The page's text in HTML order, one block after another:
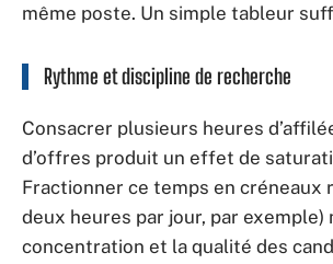
même poste. Un simple tableur
Rythme et discipline de recherche
Consacrer plusieurs heures
d’offres produit un effet de
Fractionner ce temps en créneaux
deux heures par jour, par exemple)
concentration et la qualité des